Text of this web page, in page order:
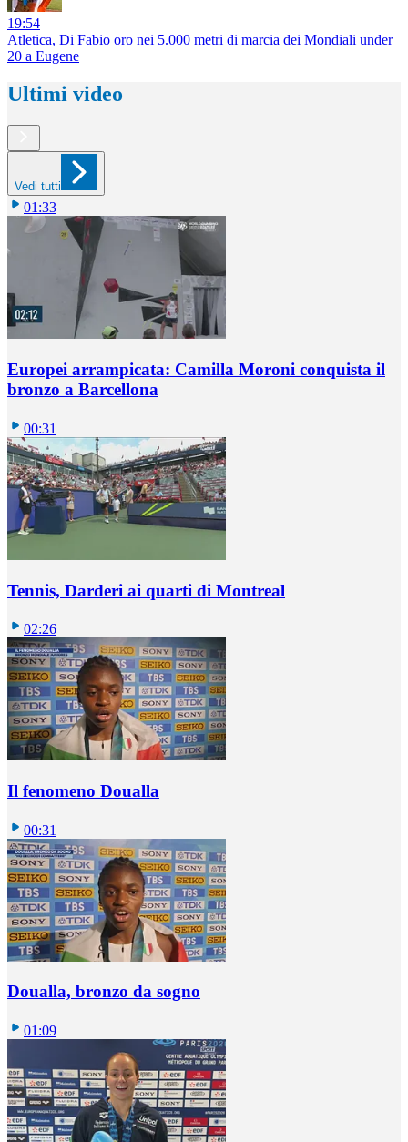
19:54
Atletica, Di Fabio oro nei 5.000 metri di marcia dei Mondiali under
20 a Eugene
Ultimi video
Vedi tutti
01:33
Europei arrampicata: Camilla Moroni conquista il
bronzo a Barcellona
00:31
Tennis, Darderi ai quarti di Montreal
02:26
Il fenomeno Doualla
00:31
Doualla, bronzo da sogno
01:09